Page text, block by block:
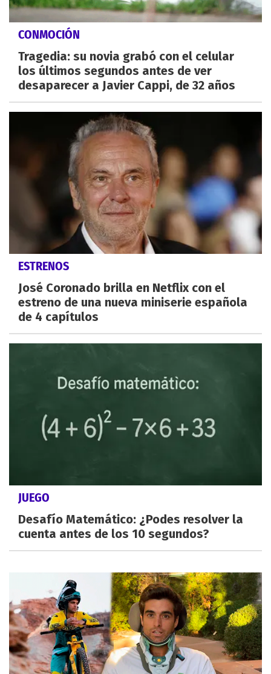
CONMOCIÓN
Tragedia: su novia grabó con el celular
los últimos segundos antes de ver
desaparecer a Javier Cappi, de 32 años
ESTRENOS
José Coronado brilla en Netflix con el
estreno de una nueva miniserie española
de 4 capítulos
JUEGO
Desafío Matemático: ¿Podes resolver la
cuenta antes de los 10 segundos?